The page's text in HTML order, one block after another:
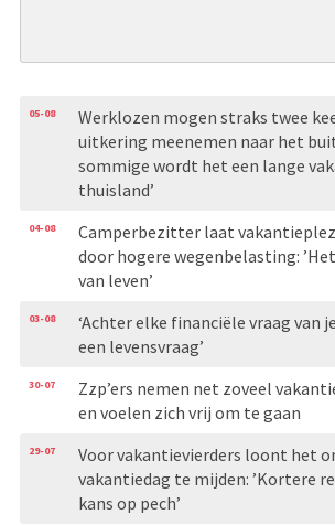
05-08
Werklozen mogen straks twee
uitkering meenemen naar het
sommige wordt het een lange
thuisland’
04-08
Camperbezitter laat
door hogere wegenbelasting:
van leven’
03-08
‘Achter elke financiële vraag van
een levensvraag’
30-07
Zzp’ers nemen net zoveel
en voelen zich vrij om te gaan
29-07
Voor vakantievierders loont het
vakantiedag te mijden: ’Kortere
kans op pech’